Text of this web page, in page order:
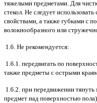
тяжелыми предметами. Для
стекол. Не следует
свойствами, а также губками с
волокнообразного или
1.6. Не рекомендуется:
1.6.1. передвигать по
также предметы с острыми
1.6.2. при передвижении
предмет над поверхностью